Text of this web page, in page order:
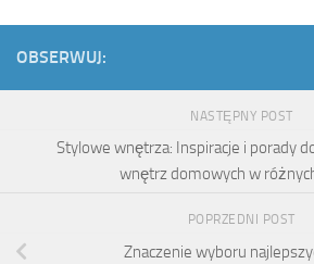
OBSERWUJ:
NASTĘPNY POST
Stylowe wnętrza: Inspiracje i porady
wnętrz domowych w
POPRZEDNI POST
Znaczenie wyboru